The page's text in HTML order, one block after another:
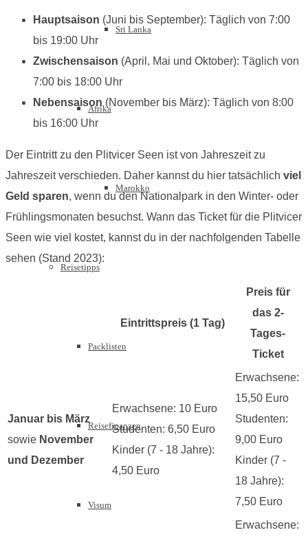
Sri Lanka
Afrika
Marokko
Reisetipps
Packlisten
Reisefinanzen
Visum
Hauptsaison (Juni bis September): Täglich von 7:00
bis 19:00 Uhr
Zwischensaison (April, Mai und Oktober): Täglich von
7:00 bis 18:00 Uhr
Nebensaison (November bis März): Täglich von 8:00
bis 16:00 Uhr
Der Eintritt zu den Plitvicer Seen ist von Jahreszeit zu
Jahreszeit verschieden. Daher kannst du hier tatsächlich viel
Geld sparen, wenn du den Nationalpark in den Winter- oder
Frühlingsmonaten besuchst. Wann das Ticket für die Plitvicer
Seen wie viel kostet, kannst du in der nachfolgenden Tabelle
sehen (Stand 2023):
Eintrittspreis (1 Tag)
Preis für
das 2-
Tages-
Ticket
Januar bis März
sowie November
und Dezember
Erwachsene: 10 Euro
Studenten: 6,50 Euro
Kinder (7 - 18 Jahre):
4,50 Euro
Erwachsene:
15,50 Euro
Studenten:
9,00 Euro
Kinder (7 -
18 Jahre):
7,50 Euro
Erwachsene: